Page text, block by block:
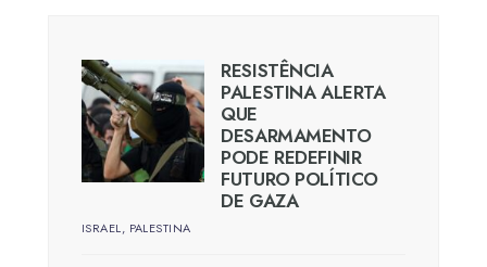
RESISTÊNCIA
PALESTINA ALERTA
QUE
DESARMAMENTO
PODE REDEFINIR
FUTURO POLÍTICO
DE GAZA
ISRAEL, PALESTINA